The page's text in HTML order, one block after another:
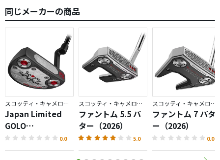
同じメーカーの商品
スコッティ・キャメロン／GOLO
Japan Limited
GOLO
6.2R（2026）パタ
ー
0.0
スコッティ・キャメロン／PHANTOM
ファントム 5.5 パ
ター（2026）
5.0
スコッティ・キャメロン／PHANTOM
ファントム 7 パタ
ー（2026）
0.0